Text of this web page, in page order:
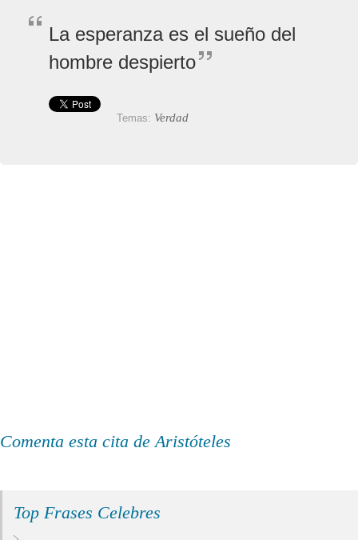
La esperanza es el sueño del
hombre despierto
Temas: Verdad
Comenta esta cita de Aristóteles
Top Frases Celebres